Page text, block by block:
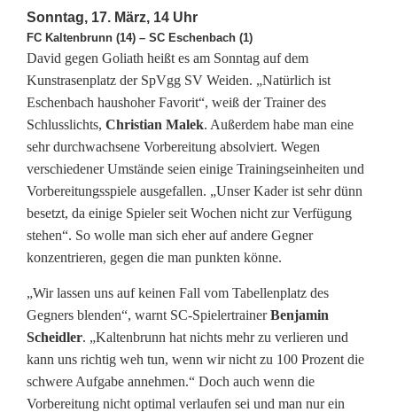
l
t
e
a
s
w
i
e
d
e
r
Sonntag, 17. März, 14 Uhr
FC Kaltenbrunn (14) – SC Eschenbach (1)
David gegen Goliath heißt es am Sonntag auf dem
Kunstrasenplatz der SpVgg SV Weiden. „Natürlich ist
Eschenbach haushoher Favorit“, weiß der Trainer des
Schlusslichts, Christian Malek. Außerdem habe man eine
sehr durchwachsene Vorbereitung absolviert. Wegen
verschiedener Umstände seien einige Trainingseinheiten und
Vorbereitungsspiele ausgefallen. „Unser Kader ist sehr dünn
besetzt, da einige Spieler seit Wochen nicht zur Verfügung
stehen“. So wolle man sich eher auf andere Gegner
konzentrieren, gegen die man punkten könne.
„Wir lassen uns auf keinen Fall vom Tabellenplatz des
Gegners blenden“, warnt SC-SpielertrainerBenjamin
Scheidler. „Kaltenbrunn hat nichts mehr zu verlieren und
kann uns richtig weh tun, wenn wir nicht zu 100 Prozent die
schwere Aufgabe annehmen.“ Doch auch wenn die
Vorbereitung nicht optimal verlaufen sei und man nur ein